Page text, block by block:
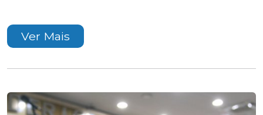
Ver Mais